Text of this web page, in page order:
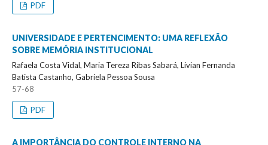
PDF
UNIVERSIDADE E PERTENCIMENTO: UMA REFLEXÃO
SOBRE MEMÓRIA INSTITUCIONAL
Rafaela Costa Vidal, Maria Tereza Ribas Sabará, Livian Fernanda
Batista Castanho, Gabriela Pessoa Sousa
57-68
PDF
A IMPORTÂNCIA DO CONTROLE INTERNO NA